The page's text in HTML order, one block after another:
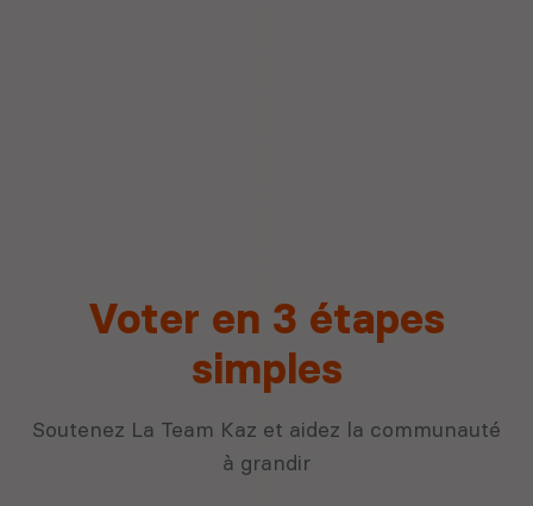
Voter en 3 étapes
simples
Soutenez La Team Kaz et aidez la communauté
à grandir